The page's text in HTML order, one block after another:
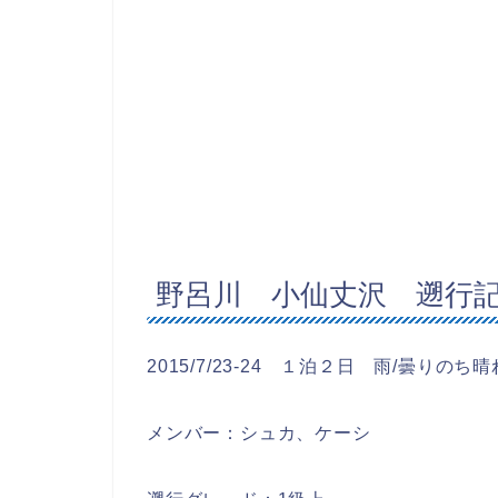
野呂川 小仙丈沢 遡行
2015/7/23-24 １泊２日 雨/曇りのち晴
メンバー：シュカ、ケーシ